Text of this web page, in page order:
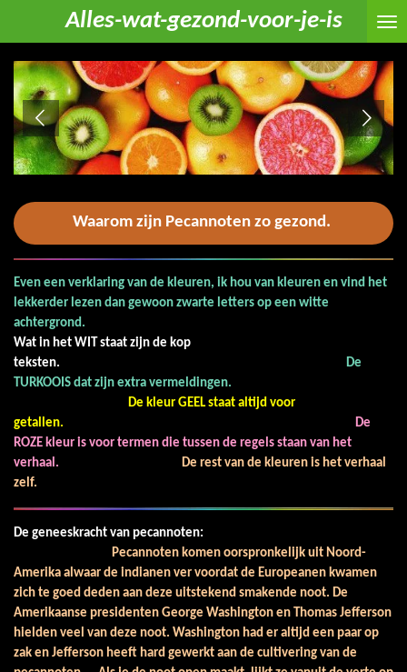
naar
de
hoofdinhoud
Alles-wat-gezond-voor-je-is
Waarom zijn Pecannoten zo gezond.
Even een verklaring van de kleuren, ik hou van kleuren en vind het
lekkerder lezen dan gewoon zwarte letters op een witte
achtergrond.
Wat in het WIT staat zijn de kop
teksten.
De
TURKOOIS dat zijn extra vermeldingen.
De kleur GEEL staat altijd voor
getallen.
De
ROZE kleur is voor termen die tussen de regels staan van het
verhaal.
De rest van de kleuren is het verhaal
zelf.
De geneeskracht van pecannoten:
Pecannoten komen oorspronkelijk uit Noord-
Amerika alwaar de indianen ver voordat de Europeanen kwamen
zich te goed deden aan deze uitstekend smakende noot. De
Amerikaanse presidenten George Washington en Thomas Jefferson
hielden veel van deze noot. Washington had er altijd een paar op
zak en Jefferson heeft hard gewerkt aan de cultivering van de